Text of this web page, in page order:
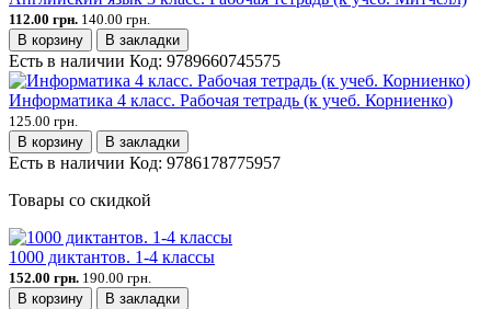
112.00 грн. 140.00 грн.
В корзину
В закладки
Есть в наличии Код: 9789660745575
Информатика 4 класс. Рабочая тетрадь (к учеб. Корниенко)
125.00 грн.
В корзину
В закладки
Есть в наличии Код: 9786178775957
Товары со скидкой
1000 диктантов. 1-4 классы
152.00 грн. 190.00 грн.
В корзину
В закладки